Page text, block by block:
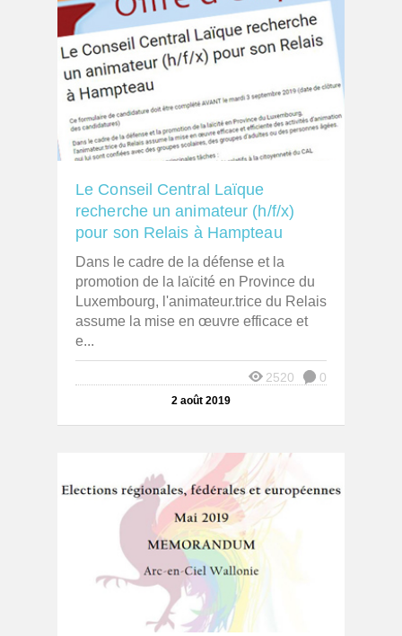
Le Conseil Central Laïque
recherche un animateur (h/f/x)
pour son Relais à Hampteau
Dans le cadre de la défense et la
promotion de la laïcité en Province du
Luxembourg, l'animateur.trice du Relais
assume la mise en œuvre efficace et
e...
0
2520
2 août 2019